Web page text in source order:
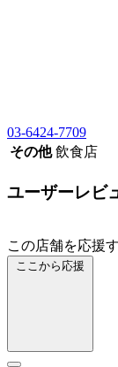
03-6424-7709
その他 飲食店
ユーザーレビ
この店舗を応援す
ここから応援